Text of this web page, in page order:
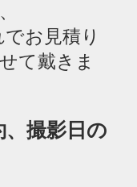
お見積り
て戴きま
、撮影日の